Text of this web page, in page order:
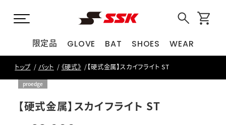
限定品 GLOVE BAT SHOES WEAR
トップ バット 《硬式》 【硬式金属】スカイフライト ST
proedge
【硬式金属】スカイフライト ST